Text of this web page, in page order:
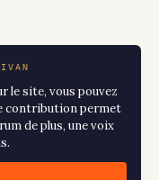
le site, vous pouvez
contribution permet
de plus, une voix